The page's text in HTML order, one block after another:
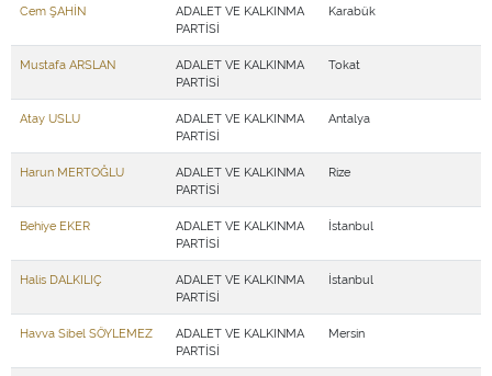
Cem ŞAHİN
ADALET VE KALKINMA
PARTİSİ
Karabük
Mustafa ARSLAN
ADALET VE KALKINMA
PARTİSİ
Tokat
Atay USLU
ADALET VE KALKINMA
PARTİSİ
Antalya
Harun MERTOĞLU
ADALET VE KALKINMA
PARTİSİ
Rize
Behiye EKER
ADALET VE KALKINMA
PARTİSİ
İstanbul
Halis DALKILIÇ
ADALET VE KALKINMA
PARTİSİ
İstanbul
Havva Sibel SÖYLEMEZ
ADALET VE KALKINMA
PARTİSİ
Mersin